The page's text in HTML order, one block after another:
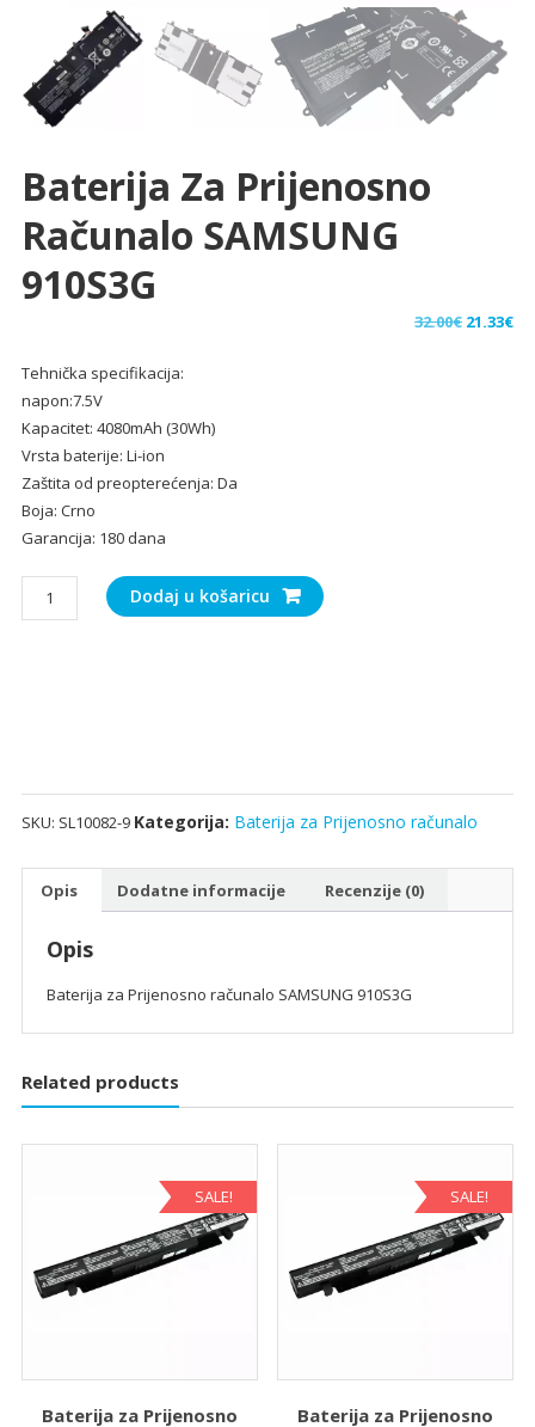
Baterija Za Prijenosno
Računalo SAMSUNG
910S3G
32.00€ Izvorna
21.33€
Tehnička specifikacija:
napon:7.5V
Kapacitet: 4080mAh (30Wh)
Vrsta baterije: Li-ion
Zaštita od preopterećenja: Da
Boja: Crno
Garancija: 180 dana
Baterija
za
Dodaj u košaricu
SKU: SL10082-9 Kategorija: Baterija za Prijenosno računalo
Opis Dodatne informacije Recenzije (0)
Opis
Baterija za Prijenosno računalo SAMSUNG 910S3G
Related products
SALE!
Baterija za Prijenosno
SALE!
Baterija za Prijenosno